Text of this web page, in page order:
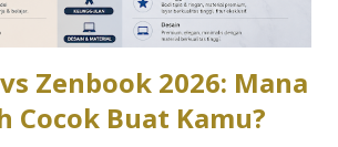
Zenbook 2026: Mana
Cocok Buat Kamu?